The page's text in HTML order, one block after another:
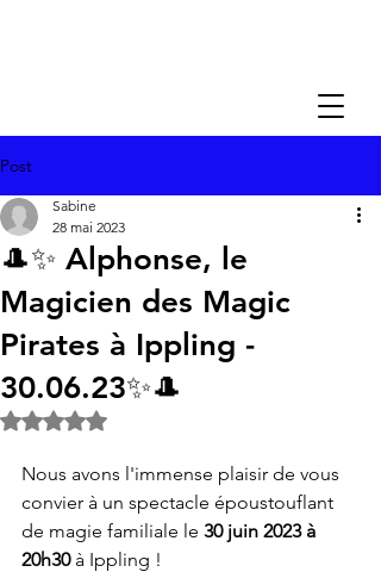
Post
🎩✨ Alphonse, le
Magicien des Magic
Pirates à Ippling -
30.06.23✨🎩
Sabine
28 mai 2023
Noté NaN étoiles sur 5.
Nous avons l'immense plaisir de vous
convier à un spectacle époustouflant
de magie familiale le 30 juin 2023 à
20h30 à Ippling !